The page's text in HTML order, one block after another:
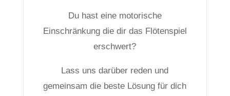
Du hast eine motorische
Einschränkung die dir das Flötenspiel
erschwert?
Lass uns darüber reden und
gemeinsam die beste Lösung für dich